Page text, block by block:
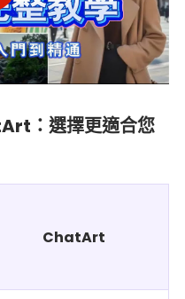
：選擇更適合您
ChatArt